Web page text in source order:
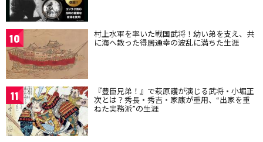
10 村上水軍を率いた戦国武将！幼い弟を支え、共
に海へ散った得居通幸の波乱に満ちた生涯
11 『豊臣兄弟！』で萩原護が演じる武将・小堀正
次とは？秀長・秀吉・家康が重用、“出家を重
ねた実務派”の生涯